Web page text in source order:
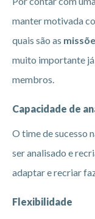
manter motivada
quais são as
muito importante
membros.
Capacidade de
O time de sucesso
ser analisado e
adaptar e recriar
Flexibilidade